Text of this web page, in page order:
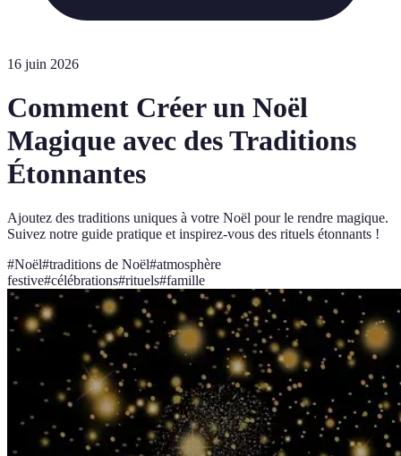
16 juin 2026
Comment Créer un Noël
Magique avec des Traditions
Étonnantes
Ajoutez des traditions uniques à votre Noël pour le rendre magique.
Suivez notre guide pratique et inspirez-vous des rituels étonnants !
#Noël#traditions de Noël#atmosphère
festive#célébrations#rituels#famille